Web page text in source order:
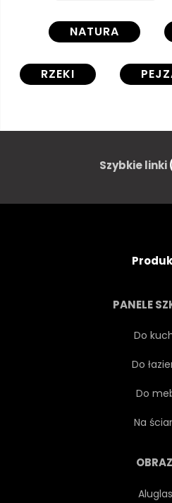
NATURA
RZEKI
UPADEK
SPRĘŻYNA
Szybkie linki
PANELE
Do
Do
Do
Na